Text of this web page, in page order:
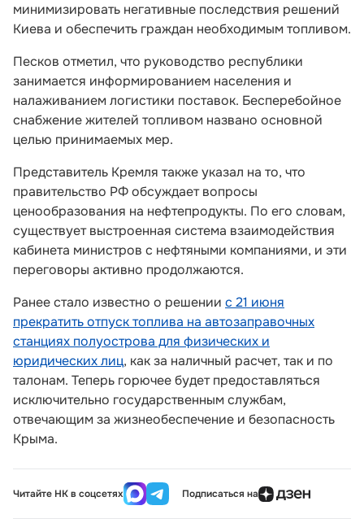
минимизировать негативные последствия решений
Киева и обеспечить граждан необходимым топливом.
Песков отметил, что руководство республики
занимается информированием населения и
налаживанием логистики поставок. Бесперебойное
снабжение жителей топливом названо основной
целью принимаемых мер.
Представитель Кремля также указал на то, что
правительство РФ обсуждает вопросы
ценообразования на нефтепродукты. По его словам,
существует выстроенная система взаимодействия
кабинета министров с нефтяными компаниями, и эти
переговоры активно продолжаются.
Ранее стало известно о решении с 21 июня
прекратить отпуск топлива на автозаправочных
станциях полуострова для физических и
юридических лиц, как за наличный расчет, так и по
талонам. Теперь горючее будет предоставляться
исключительно государственным службам,
отвечающим за жизнеобеспечение и безопасность
Крыма.
Читайте НК в соцсетях Подписаться на